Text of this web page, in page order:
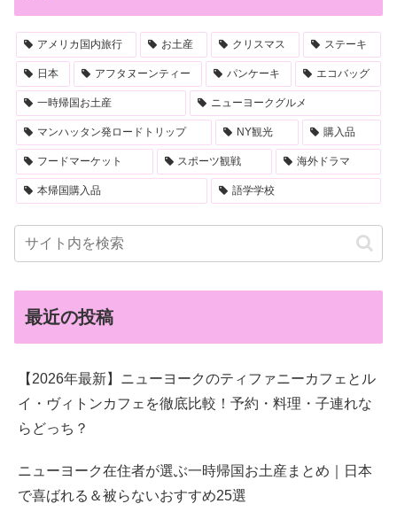
アメリカ国内旅行 お土産 クリスマス ステーキ
日本 アフタヌーンティー パンケーキ エコバッグ
一時帰国お土産 ニューヨークグルメ
マンハッタン発ロードトリップ NY観光 購入品
フードマーケット スポーツ観戦 海外ドラマ
本帰国購入品 語学学校
最近の投稿
【2026年最新】ニューヨークのティファニーカフェとル
イ・ヴィトンカフェを徹底比較！予約・料理・子連れな
らどっち？
ニューヨーク在住者が選ぶ一時帰国お土産まとめ｜日本
で喜ばれる＆被らないおすすめ25選